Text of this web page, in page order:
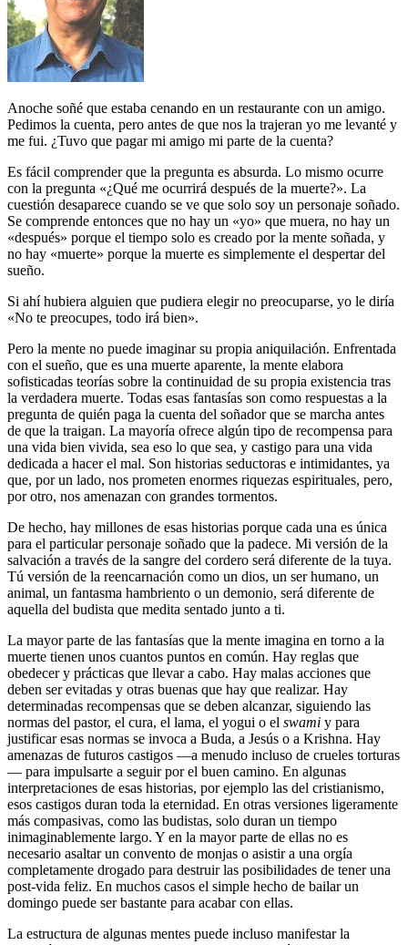
Anoche soñé que estaba cenando en un restaurante con un amigo.
Pedimos la cuenta, pero antes de que nos la trajeran yo me levanté y
me fui. ¿Tuvo que pagar mi amigo mi parte de la cuenta?
Es fácil comprender que la pregunta es absurda. Lo mismo ocurre
con la pregunta «¿Qué me ocurrirá después de la muerte?». La
cuestión desaparece cuando se ve que solo soy un personaje soñado.
Se comprende entonces que no hay un «yo» que muera, no hay un
«después» porque el tiempo solo es creado por la mente soñada, y
no hay «muerte» porque la muerte es simplemente el despertar del
sueño.
Si ahí hubiera alguien que pudiera elegir no preocuparse, yo le diría
«No te preocupes, todo irá bien».
Pero la mente no puede imaginar su propia aniquilación. Enfrentada
con el sueño, que es una muerte aparente, la mente elabora
sofisticadas teorías sobre la continuidad de su propia existencia tras
la verdadera muerte. Todas esas fantasías son como respuestas a la
pregunta de quién paga la cuenta del soñador que se marcha antes
de que la traigan. La mayoría ofrece algún tipo de recompensa para
una vida bien vivida, sea eso lo que sea, y castigo para una vida
dedicada a hacer el mal. Son historias seductoras e intimidantes, ya
que, por un lado, nos prometen enormes riquezas espirituales, pero,
por otro, nos amenazan con grandes tormentos.
De hecho, hay millones de esas historias porque cada una es única
para el particular personaje soñado que la padece. Mi versión de la
salvación a través de la sangre del cordero será diferente de la tuya.
Tú versión de la reencarnación como un dios, un ser humano, un
animal, un fantasma hambriento o un demonio, será diferente de
aquella del budista que medita sentado junto a ti.
La mayor parte de las fantasías que la mente imagina en torno a la
muerte tienen unos cuantos puntos en común. Hay reglas que
obedecer y prácticas que llevar a cabo. Hay malas acciones que
deben ser evitadas y otras buenas que hay que realizar. Hay
determinadas recompensas que se deben alcanzar, siguiendo las
normas del pastor, el cura, el lama, el yogui o el swami y para
justificar esas normas se invoca a Buda, a Jesús o a Krishna. Hay
amenazas de futuros castigos —a menudo incluso de crueles torturas
— para impulsarte a seguir por el buen camino. En algunas
interpretaciones de esas historias, por ejemplo las del cristianismo,
esos castigos duran toda la eternidad. En otras versiones ligeramente
más compasivas, como las budistas, solo duran un tiempo
inimaginablemente largo. Y en la mayor parte de ellas no es
necesario asaltar un convento de monjas o asistir a una orgía
completamente drogado para destruir las posibilidades de tener una
post-vida feliz. En muchos casos el simple hecho de bailar un
domingo puede ser bastante para acabar con ellas.
La estructura de algunas mentes puede incluso manifestar la